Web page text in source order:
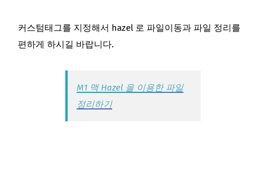
커스텀태그를 지정해서 hazel 로 파일이동과 파일 정리를
편하게 하시길 바랍니다.
M1 맥 Hazel 을 이용한 파일
정리하기